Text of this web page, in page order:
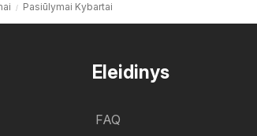
Pasiūlymai Kybartai
Eleidinys
FAQ